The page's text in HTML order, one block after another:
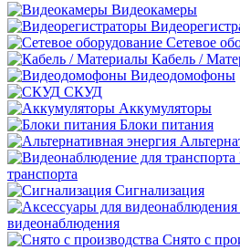
Видеокамеры
Сетевое
Кабель /
Видеодомофоны
СКУД
Аккумуляторы
Блоки питания
транспорта
Сигнализация
видеонаблюдения
Снято с